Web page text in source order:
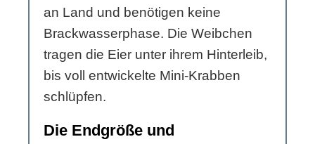
an Land und benötigen keine
Brackwasserphase. Die Weibchen
tragen die Eier unter ihrem Hinterleib,
bis voll entwickelte Mini-Krabben
schlüpfen.
Die Endgröße und